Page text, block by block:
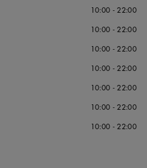
10:00 - 22:00
10:00 - 22:00
10:00 - 22:00
10:00 - 22:00
10:00 - 22:00
10:00 - 22:00
10:00 - 22:00